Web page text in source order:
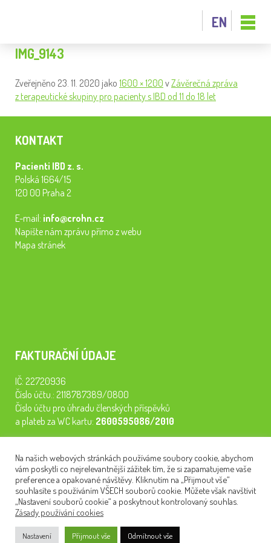
EN
IMG_9143
Zveřejněno 23. 11. 2020 jako 1600 × 1200 vZávěrečná zpráva
z terapeutické skupiny pro pacienty s IBD od 11 do 18 let
KONTAKT
Pacienti IBD z. s.
Polská 1664/15
120 00 Praha 2
E-mail: info@crohn.cz
Napište nám zprávu přímo z webu
Mapa stránek
FAKTURAČNÍ ÚDAJE
IČ: 22720936
Číslo účtu.: 2118787389/0800
Číslo účtu pro úhradu členských příspěvků
a plateb za WC kartu: 2600595086/2010
semináře, konferenci, plavbu na lodi a WC kartu. Z peněz
tiskneme odborné publikace pro pacienty.
NEWSLETTER
Na našich webových stránkách používáme soubory cookie, abychom
vám poskytli co nejrelevantnější zážitek tím, že si zapamatujeme vaše
preference a opakované návštěvy. Kliknutím na „Přijmout vše“
souhlasíte s používáním VŠECH souborů cookie. Můžete však navštívit
„Nastavení souborů cookie“ a poskytnout kontrolovaný souhlas.
Zásady používání cookies
Nastavení Přijmout vše Odmítnout vše